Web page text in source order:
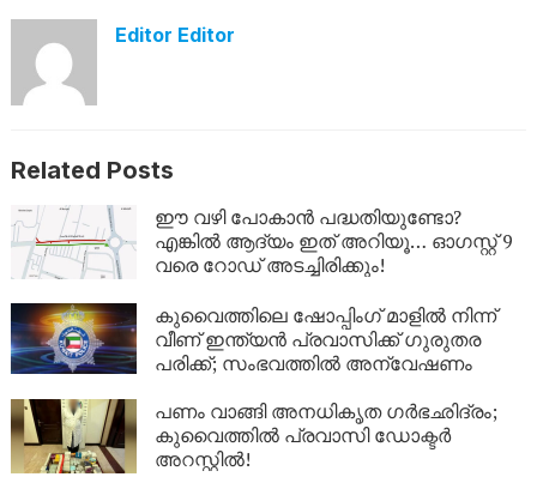
Editor Editor
Related Posts
ഈ വഴി പോകാൻ പദ്ധതിയുണ്ടോ?
എങ്കിൽ ആദ്യം ഇത് അറിയൂ… ഓഗസ്റ്റ് 9
വരെ റോഡ് അടച്ചിരിക്കും!
കുവൈത്തിലെ ഷോപ്പിംഗ് മാളിൽ നിന്ന്
വീണ് ഇന്ത്യൻ പ്രവാസിക്ക് ഗുരുതര
പരിക്ക്; സംഭവത്തിൽ അന്വേഷണം
പണം വാങ്ങി അനധികൃത ഗർഭഛിദ്രം;
കുവൈത്തിൽ പ്രവാസി ഡോക്ടർ
അറസ്റ്റിൽ!